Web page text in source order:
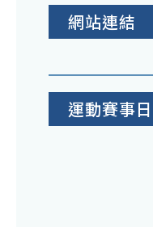
網站連結
運動賽事